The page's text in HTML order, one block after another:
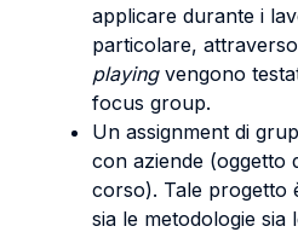
applicare durante i
particolare,
playing vengono
focus group.
Un assignment di
con aziende (oggetto
corso). Tale progetto
sia le metodologie sia